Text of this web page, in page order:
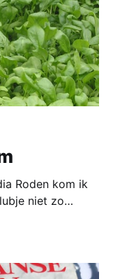
Roden kom ik
niet zo
later weer
dit gerecht